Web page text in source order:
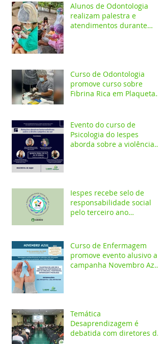
Alunos de Odontologia
realizam palestra e
atendimentos durante
Curso de Odontologia
promove curso sobre
Fibrina Rica em Plaquetas
Evento do curso de
Psicologia do Iespes
aborda sobre a violência
Iespes recebe selo de
responsabilidade social
pelo terceiro ano
Curso de Enfermagem
promove evento alusivo a
campanha Novembro Azul
Temática
Desaprendizagem é
debatida com diretores da